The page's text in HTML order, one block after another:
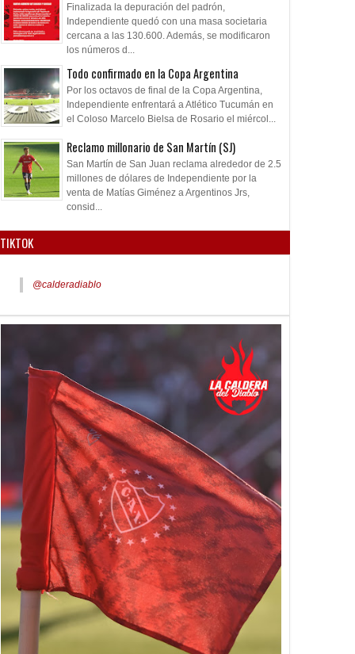
Finalizada la depuración del padrón,
Independiente quedó con una masa societaria
cercana a las 130.600. Además, se modificaron
los números d...
Todo confirmado en la Copa Argentina
Por los octavos de final de la Copa Argentina,
Independiente enfrentará a Atlético Tucumán en
el Coloso Marcelo Bielsa de Rosario el miércol...
Reclamo millonario de San Martín (SJ)
San Martín de San Juan reclama alrededor de 2.5
millones de dólares de Independiente por la
venta de Matías Giménez a Argentinos Jrs,
consid...
TIKTOK
@calderadiablo